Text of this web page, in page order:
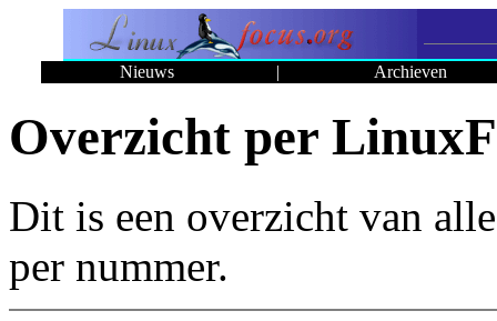
Nieuws | Archieven
Overzicht per
Dit is een overzicht van
per nummer.